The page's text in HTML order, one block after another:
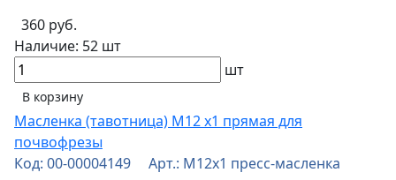
360 руб.
Наличие: 52 шт
шт
В корзину
Масленка (тавотница) М12 х1 прямая для
почвофрезы
Код: 00-00004149 Арт.: М12х1 пресс-масленка